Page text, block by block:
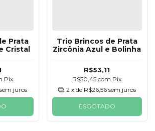
Prata
Cristal
Pix
sem juros
Trio Brincos de Prata
Zircônia Azul e Bolinha
R$53,11
R$50,45com Pix
2 x de R$26,56 sem juros
ESGOTADO